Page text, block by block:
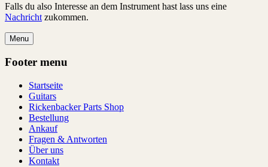
Falls du also Interesse an dem Instrument hast lass uns eine
Nachricht zukommen.
Menu
Footer menu
Startseite
Guitars
Rickenbacker Parts Shop
Bestellung
Ankauf
Fragen & Antworten
Über uns
Kontakt